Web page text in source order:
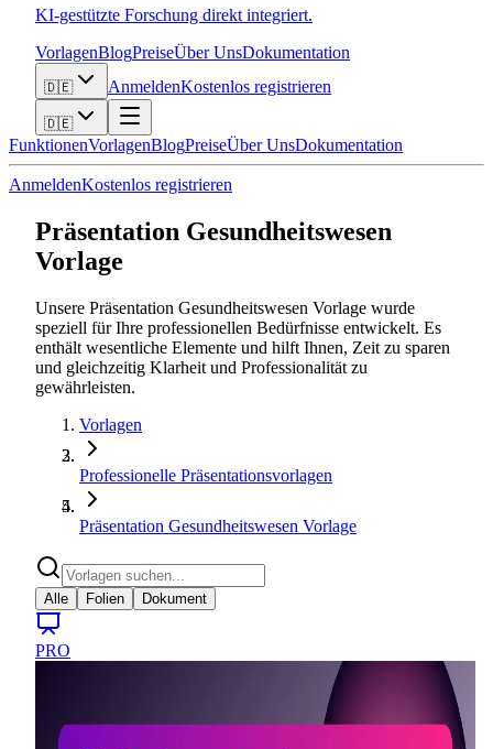
KI-gestützte Forschung direkt integriert.
VorlagenBlogPreiseÜber UnsDokumentation
🇩🇪 AnmeldenKostenlos registrieren
🇩🇪
FunktionenVorlagenBlogPreiseÜber UnsDokumentation
AnmeldenKostenlos registrieren
Präsentation Gesundheitswesen
Vorlage
Unsere Präsentation Gesundheitswesen Vorlage wurde
speziell für Ihre professionellen Bedürfnisse entwickelt. Es
enthält wesentliche Elemente und hilft Ihnen, Zeit zu sparen
und gleichzeitig Klarheit und Professionalität zu
gewährleisten.
Vorlagen
Professionelle Präsentationsvorlagen
Präsentation Gesundheitswesen Vorlage
Alle Folien Dokument
PRO